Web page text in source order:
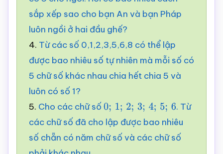
sắp xếp sao cho bạn An và bạn Pháp
luôn ngồi ở hai đầu ghế?
4. Từ các số 0,1,2,3,5,6,8 có thể lập
được bao nhiêu số tự nhiên mà mỗi số có
5 chữ số khác nhau chia hết chia 5 và
luôn có số 1?
5. Cho các chữ số 0; ;2 3;4;5 6
. Từ
các chữ số đã cho lập được bao nhiêu
số chẵn có năm chữ số và các chữ số